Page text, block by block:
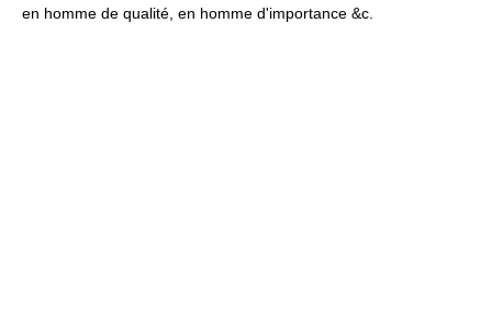
en homme de qualité, en homme d'importance &c.